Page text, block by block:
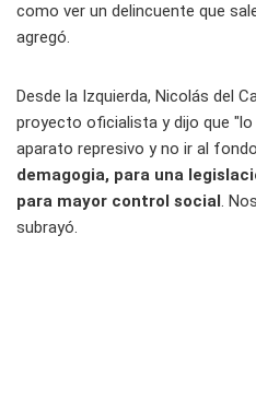
como ver un delincuente que
agregó.
Desde la Izquierda, Nicolás del
proyecto oficialista y dijo que
aparato represivo y no ir al
demagogia, para una
para mayor control social.
subrayó.